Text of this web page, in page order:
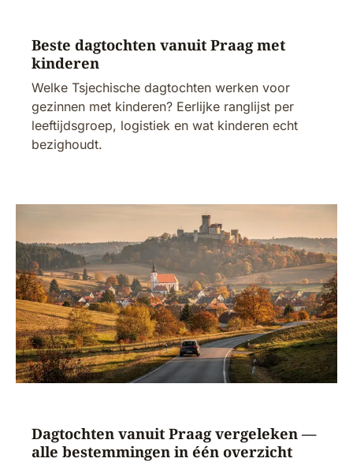
Beste dagtochten vanuit Praag met
kinderen
Welke Tsjechische dagtochten werken voor
gezinnen met kinderen? Eerlijke ranglijst per
leeftijdsgroep, logistiek en wat kinderen echt
bezighoudt.
Dagtochten vanuit Praag vergeleken —
alle bestemmingen in één overzicht